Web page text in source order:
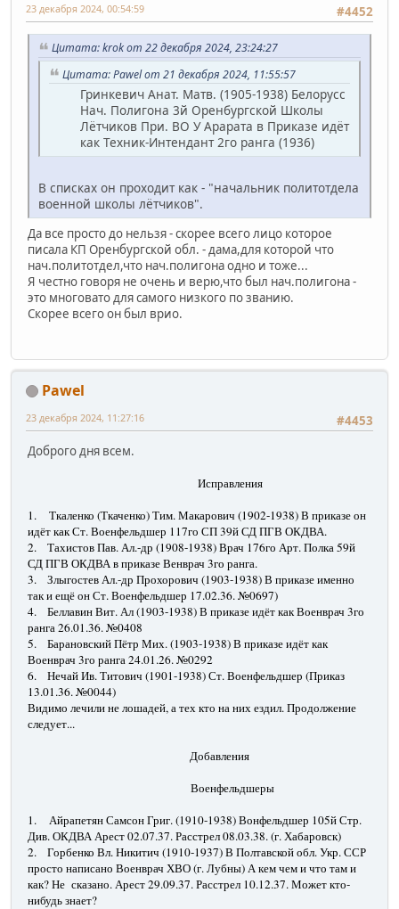
#4452
23 декабря 2024, 00:54:59
Цитата: krok от 22 декабря 2024, 23:24:27
Цитата: Pawel от 21 декабря 2024, 11:55:57
Гринкевич Анат. Матв. (1905-1938) Белорусс
Нач. Полигона 3й Оренбургской Школы
Лётчиков При. ВО У Арарата в Приказе идёт
как Техник-Интендант 2го ранга (1936)
В списках он проходит как - "начальник политотдела
военной школы лётчиков".
Да все просто до нельзя - скорее всего лицо которое
писала КП Оренбургской обл. - дама,для которой что
нач.политотдел,что нач.полигона одно и тоже...
Я честно говоря не очень и верю,что был нач.полигона -
это многовато для самого низкого по званию.
Скорее всего он был врио.
Pawel
#4453
23 декабря 2024, 11:27:16
Доброго дня всем.
Исправления
1.
Ткаленко (Ткаченко) Тим. Макарович (1902-1938) В приказе он
идёт как Ст. Военфельдшер 117го СП 39й СД ПГВ ОКДВА.
2.
Тахистов Пав. Ал.-др (1908-1938) Врач 176го Арт. Полка 59й
СД ПГВ ОКДВА в приказе Венврач 3го ранга.
3.
Злыгостев Ал.-др Прохорович (1903-1938) В приказе именно
так и ещё он Ст. Военфельдшер 17.02.36. №0697)
4.
Беллавин Вит. Ал (1903-1938) В приказе идёт как Военврач 3го
ранга 26.01.36. №0408
5.
Барановский Пётр Мих. (1903-1938) В приказе идёт как
Военврач 3го ранга 24.01.26. №0292
6.
Нечай Ив. Титович (1901-1938) Ст. Военфельдшер (Приказ
13.01.36. №0044)
Видимо лечили не лошадей, а тех кто на них ездил. Продолжение
следует...
Добавления
Военфельдшеры
1.
Айрапетян Самсон Григ. (1910-1938) Вонфельдшер 105й Стр.
Див. ОКДВА Арест 02.07.37. Расстрел 08.03.38. (г. Хабаровск)
2.
Горбенко Вл. Никитич (1910-1937) В Полтавской обл. Укр. ССР
просто написано Военврач ХВО (г. Лубны) А кем чем и что там и
как? Не сказано. Арест 29.09.37. Расстрел 10.12.37. Может кто-
нибудь знает?